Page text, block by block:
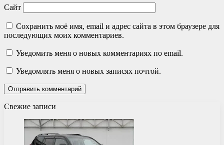
Сайт
Сохранить моё имя, email и адрес сайта в этом браузере для
последующих моих комментариев.
Уведомить меня о новых комментариях по email.
Уведомлять меня о новых записях почтой.
Свежие записи